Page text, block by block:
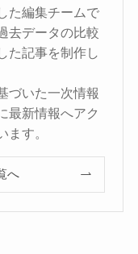
た編集チームで
去データの比較
た記事を制作し
づいた一次情報
最新情報へアク
ます。
へ